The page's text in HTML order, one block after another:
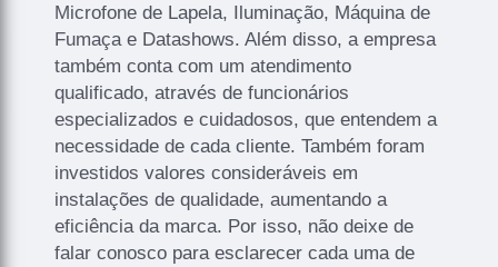
Microfone de Lapela, Iluminação, Máquina de
Fumaça e Datashows. Além disso, a empresa
também conta com um atendimento
qualificado, através de funcionários
especializados e cuidadosos, que entendem a
necessidade de cada cliente. Também foram
investidos valores consideráveis em
instalações de qualidade, aumentando a
eficiência da marca. Por isso, não deixe de
falar conosco para esclarecer cada uma de